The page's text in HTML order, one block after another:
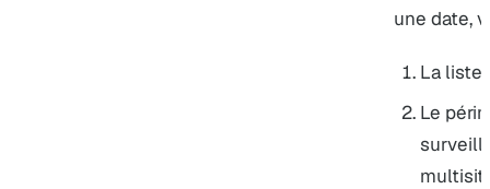
une date,
La liste
Le